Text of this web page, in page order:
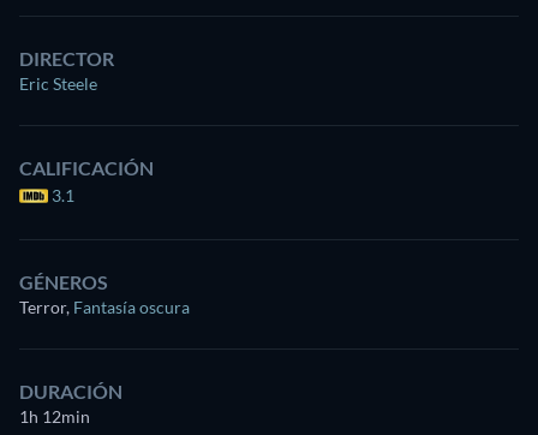
DIRECTOR
Eric Steele
CALIFICACIÓN
3.1
GÉNEROS
Terror, Fantasía oscura
DURACIÓN
1h 12min